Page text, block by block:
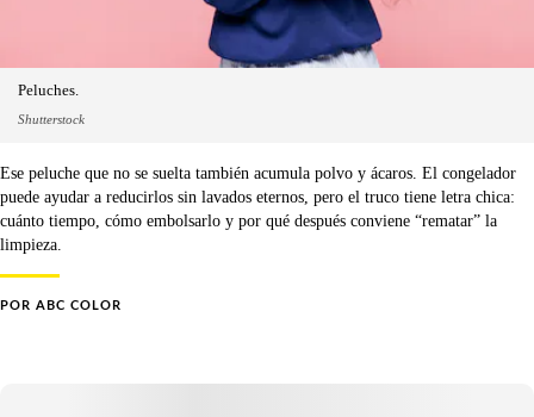
Peluches.
Shutterstock
Ese peluche que no se suelta también acumula polvo y ácaros. El congelador
puede ayudar a reducirlos sin lavados eternos, pero el truco tiene letra chica:
cuánto tiempo, cómo embolsarlo y por qué después conviene “rematar” la
limpieza.
POR ABC COLOR